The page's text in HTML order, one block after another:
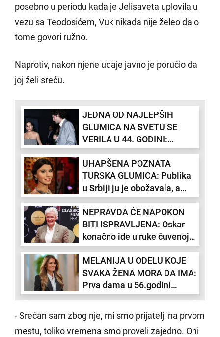
posebno u periodu kada je Jelisaveta uplovila u
vezu sa Teodosićem, Vuk nikada nije želeo da o
tome govori ružno.
Naprotiv, nakon njene udaje javno je poručio da
joj želi sreću.
JEDNA OD NAJLEPŠIH
GLUMICA NA SVETU SE
VERILA U 44. GODINI:
"Četvrta sreća" sa 15 godina
mlađim (FOTO)
UHAPŠENA POZNATA
TURSKA GLUMICA: Publika
u Srbiji ju je obožavala, a
sada je u zatvoru zbog droge
NEPRAVDA ĆE NAPOKON
BITI ISPRAVLJENA: Oskar
konačno ide u ruke čuvenoj
glumici!
MELANIJA U ODELU KOJE
SVAKA ŽENA MORA DA IMA:
Prva dama u 56.godini
izgleda kao SUPERMODEL!
(VIDEO)
- Srećan sam zbog nje, mi smo prijatelji na prvom
mestu, toliko vremena smo proveli zajedno. Oni